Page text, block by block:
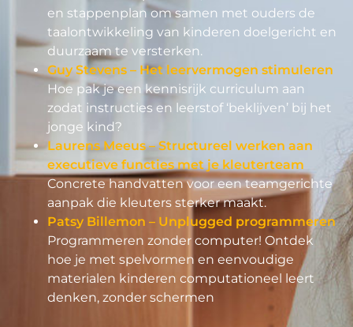
en stappenplan om samen met ouders de
taalontwikkeling van kinderen doelgericht en
duurzaam te versterken.
Guy Stevens – Het leervermogen stimuleren
Hoe pak je een kennisrijk curriculum aan
zodat instructies en leerstof ‘beklijven’ bij het
jonge kind?
Laurens Meeus – Structureel werken aan
executieve functies met je kleuterteam
Concrete handvatten voor een teamgerichte
aanpak die kleuters sterker maakt.
Patsy Billemon – Unplugged programmeren
Programmeren zonder computer! Ontdek
hoe je met spelvormen en eenvoudige
materialen kinderen computationeel leert
denken, zonder schermen